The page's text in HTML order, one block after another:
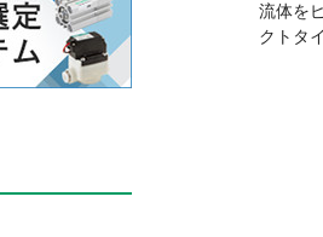
流体を
クトタ